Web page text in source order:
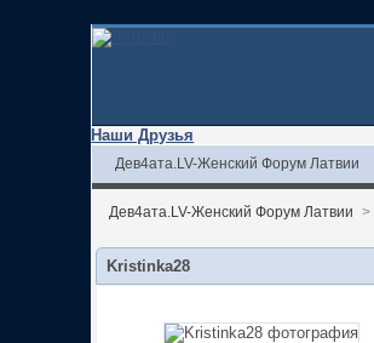
Наши Друзья
Дев4ата.LV-Женский Форум Латвии
Дев4ата.LV-Женский Форум Латвии >
Kristinka28